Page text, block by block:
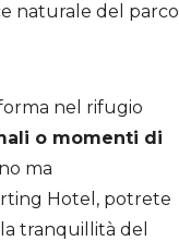
naturale del parco
nel rifugio
o momenti di
ma
Hotel, potrete
tranquillità del